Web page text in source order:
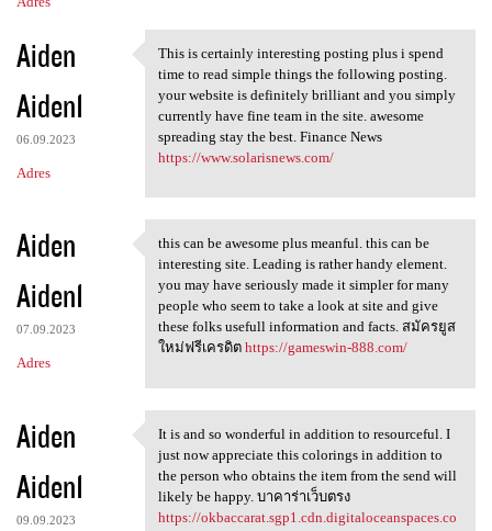
Aiden
Aiden1
06.09.2023
Adres
This is certainly interesting
This is certainly interesting posting plus i spend
time to read simple things the following posting.
your website is definitely brilliant and you simply
currently have fine team in the site. awesome
spreading stay the best. Finance News
https://www.solarisnews.com/
Aiden
Aiden1
07.09.2023
Adres
this can be awesome plus
this can be awesome plus meanful. this can be
interesting site. Leading is rather handy element.
you may have seriously made it simpler for many
people who seem to take a look at site and give
these folks usefull information and facts. สมัครยูส
ใหม่ฟรีเครดิต https://gameswin-888.com/
Aiden
Aiden1
09.09.2023
It is and so wonderful in
It is and so wonderful in addition to resourceful. I
just now appreciate this colorings in addition to
the person who obtains the item from the send will
likely be happy. บาคาร่าเว็บตรง
https://okbaccarat.sgp1.cdn.digitaloceanspaces.co